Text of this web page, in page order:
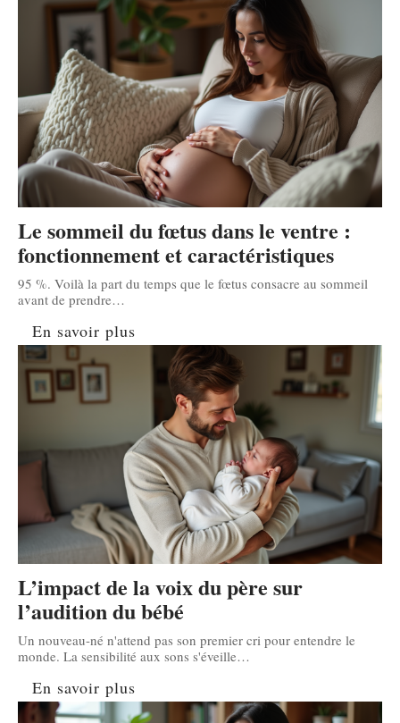
Le sommeil du fœtus dans le ventre :
fonctionnement et caractéristiques
95 %. Voilà la part du temps que le fœtus consacre au sommeil
avant de prendre…
En savoir plus
L’impact de la voix du père sur
l’audition du bébé
Un nouveau-né n'attend pas son premier cri pour entendre le
monde. La sensibilité aux sons s'éveille…
En savoir plus